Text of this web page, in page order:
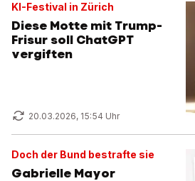
KI-Festival in Zürich
Diese Motte mit Trump-
Frisur soll ChatGPT
vergiften
20.03.2026, 15:54 Uhr
Doch der Bund bestrafte sie
Gabrielle Mayor